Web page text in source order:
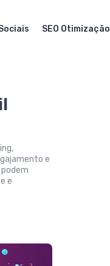
SEO Otimização
e
e